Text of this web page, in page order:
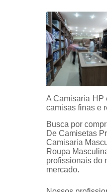
A Camisaria HP
camisas finas e
Busca por
De Camisetas
Camisaria
Roupa
profissionais do
mercado.